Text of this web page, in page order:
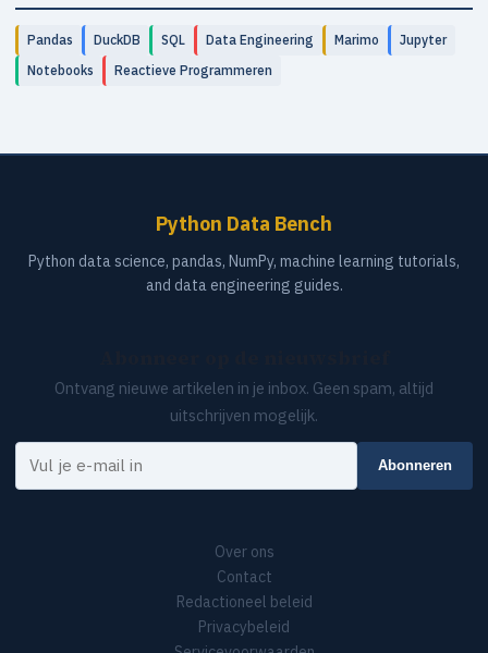
Pandas DuckDB SQL Data Engineering Marimo
Jupyter
Notebooks
Reactieve Programmeren
Python Data Bench
Python data science, pandas, NumPy, machine learning tutorials,
and data engineering guides.
Ontvang nieuwe artikelen in je inbox. Geen spam, altijd
uitschrijven mogelijk.
Je e-mail
Abonneren
Over ons
Contact
Redactioneel beleid
Privacybeleid